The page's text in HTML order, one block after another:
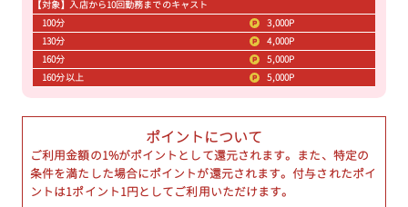
【対象】入店から10回勤務までのキャスト
100分
3,000P
130分
4,000P
160分
5,000P
160分以上
5,000P
ポイントについて
ご利用金額の1%がポイントとして還元されます。また、特定の
条件を満たした場合にポイントが還元されます。付与されたポイ
ントは1ポイント1円としてご利用いただけます。